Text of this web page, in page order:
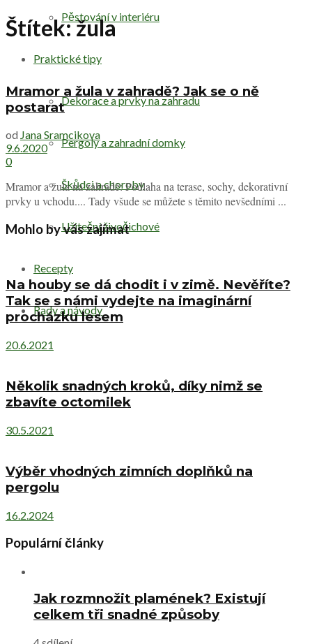
Pěstování v interiéru
Praktické tipy
Dekorace a prvky na zahradu
Pergoly a zahradní domky
Škůdci a choroby
Užiteční živočichové
Recepty
Rady a návody
Štítek:žula
Mramor a žula v zahradě? Jak se o ně
postarat
od Jana Sramcikova
9.6.2020
0
Mramor a žula na zahradě: Podlaha na terase, sochy, dekorativní
prvky u vchodu.... Tady všude se můžete s těmito nevšedními ...
Mohlo by vás zajímat
Na houby se dá chodit i v zimě. Nevěříte?
Tak se s námi vydejte na imaginární
procházku lesem
20.6.2021
Několik snadných kroků, díky nimž se
zbavíte octomilek
30.5.2021
Výběr vhodných zimních doplňků na
pergolu
16.2.2024
Populární články
Jak rozmnožit plamének? Existují
celkem tři snadné způsoby